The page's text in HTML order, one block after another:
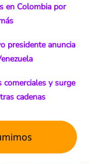
en Colombia por
presidente anuncia
y surge
cadenas